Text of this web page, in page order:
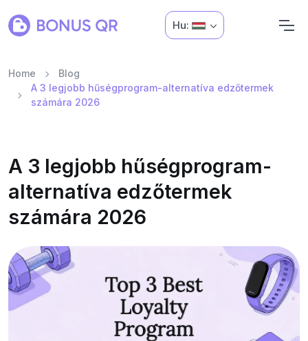
Hu:
Home
Blog
A 3 legjobb hűségprogram-alternatíva edzőtermek
számára 2026
A 3 legjobb hűségprogram-
alternatíva edzőtermek
számára 2026